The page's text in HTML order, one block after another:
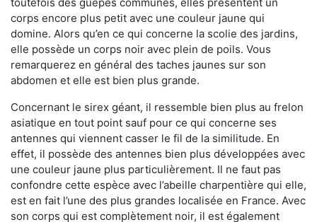
corps encore plus petit avec une couleur jaune qui
domine. Alors qu’en ce qui concerne la scolie des jardins,
elle possède un corps noir avec plein de poils. Vous
remarquerez en général des taches jaunes sur son
abdomen et elle est bien plus grande.
Concernant le sirex géant, il ressemble bien plus au frelon
asiatique en tout point sauf pour ce qui concerne ses
antennes qui viennent casser le fil de la similitude. En
effet, il possède des antennes bien plus développées avec
une couleur jaune plus particulièrement. Il ne faut pas
confondre cette espèce avec l’abeille charpentière qui elle,
est en fait l’une des plus grandes localisée en France. Avec
son corps qui est complètement noir, il est également